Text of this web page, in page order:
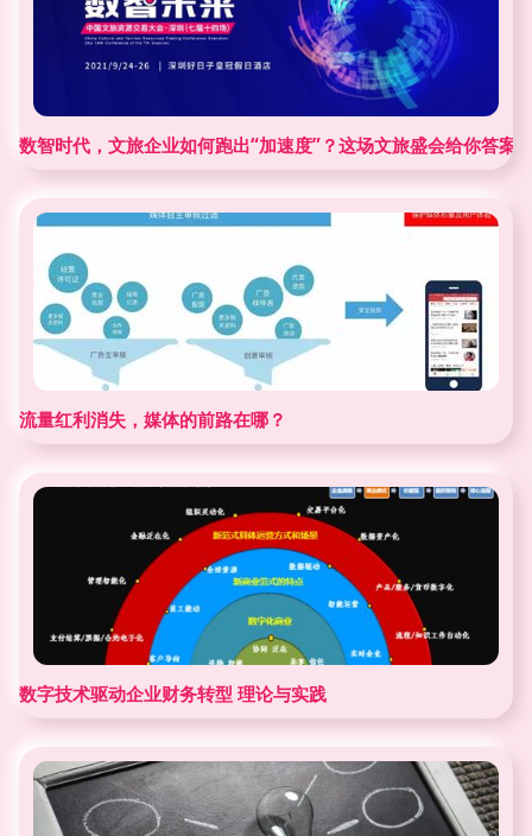
数智时代，文旅企业如何跑出“加速度”？这场文旅盛会给你答案
流量红利消失，媒体的前路在哪？
数字技术驱动企业财务转型 理论与实践